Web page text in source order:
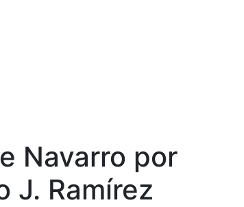
Navarro por
J. Ramírez